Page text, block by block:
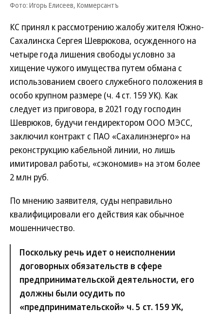
Фото: Игорь Елисеев, Коммерсантъ
КС принял к рассмотрению жалобу жителя Южно-
Сахалинска Сергея Шеврюкова, осужденного на
четыре года лишения свободы условно за
хищение чужого имущества путем обмана с
использованием своего служебного положения в
особо крупном размере (ч. 4 ст. 159 УК). Как
следует из приговора, в 2021 году господин
Шеврюков, будучи гендиректором ООО МЭСС,
заключил контракт с ПАО «Сахалинэнерго» на
реконструкцию кабельной линии, но лишь
имитировал работы, «сэкономив» на этом более
2 млн руб.
По мнению заявителя, суды неправильно
квалифицировали его действия как обычное
мошенничество.
Поскольку речь идет о неисполнении
договорных обязательств в сфере
предпринимательской деятельности, его
должны были осудить по
«предпринимательской» ч. 5 ст. 159 УК,